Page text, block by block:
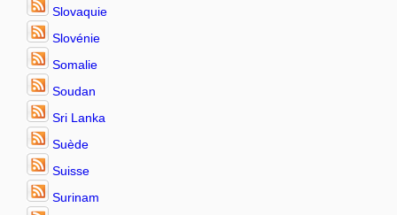
Slovaquie
Slovénie
Somalie
Soudan
Sri Lanka
Suède
Suisse
Surinam